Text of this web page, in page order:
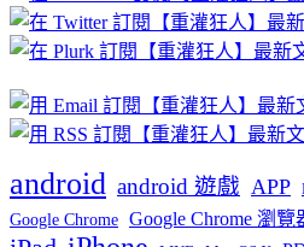
分
類
android android 遊戲 APP
Google Chrome Google Chrome 瀏覽